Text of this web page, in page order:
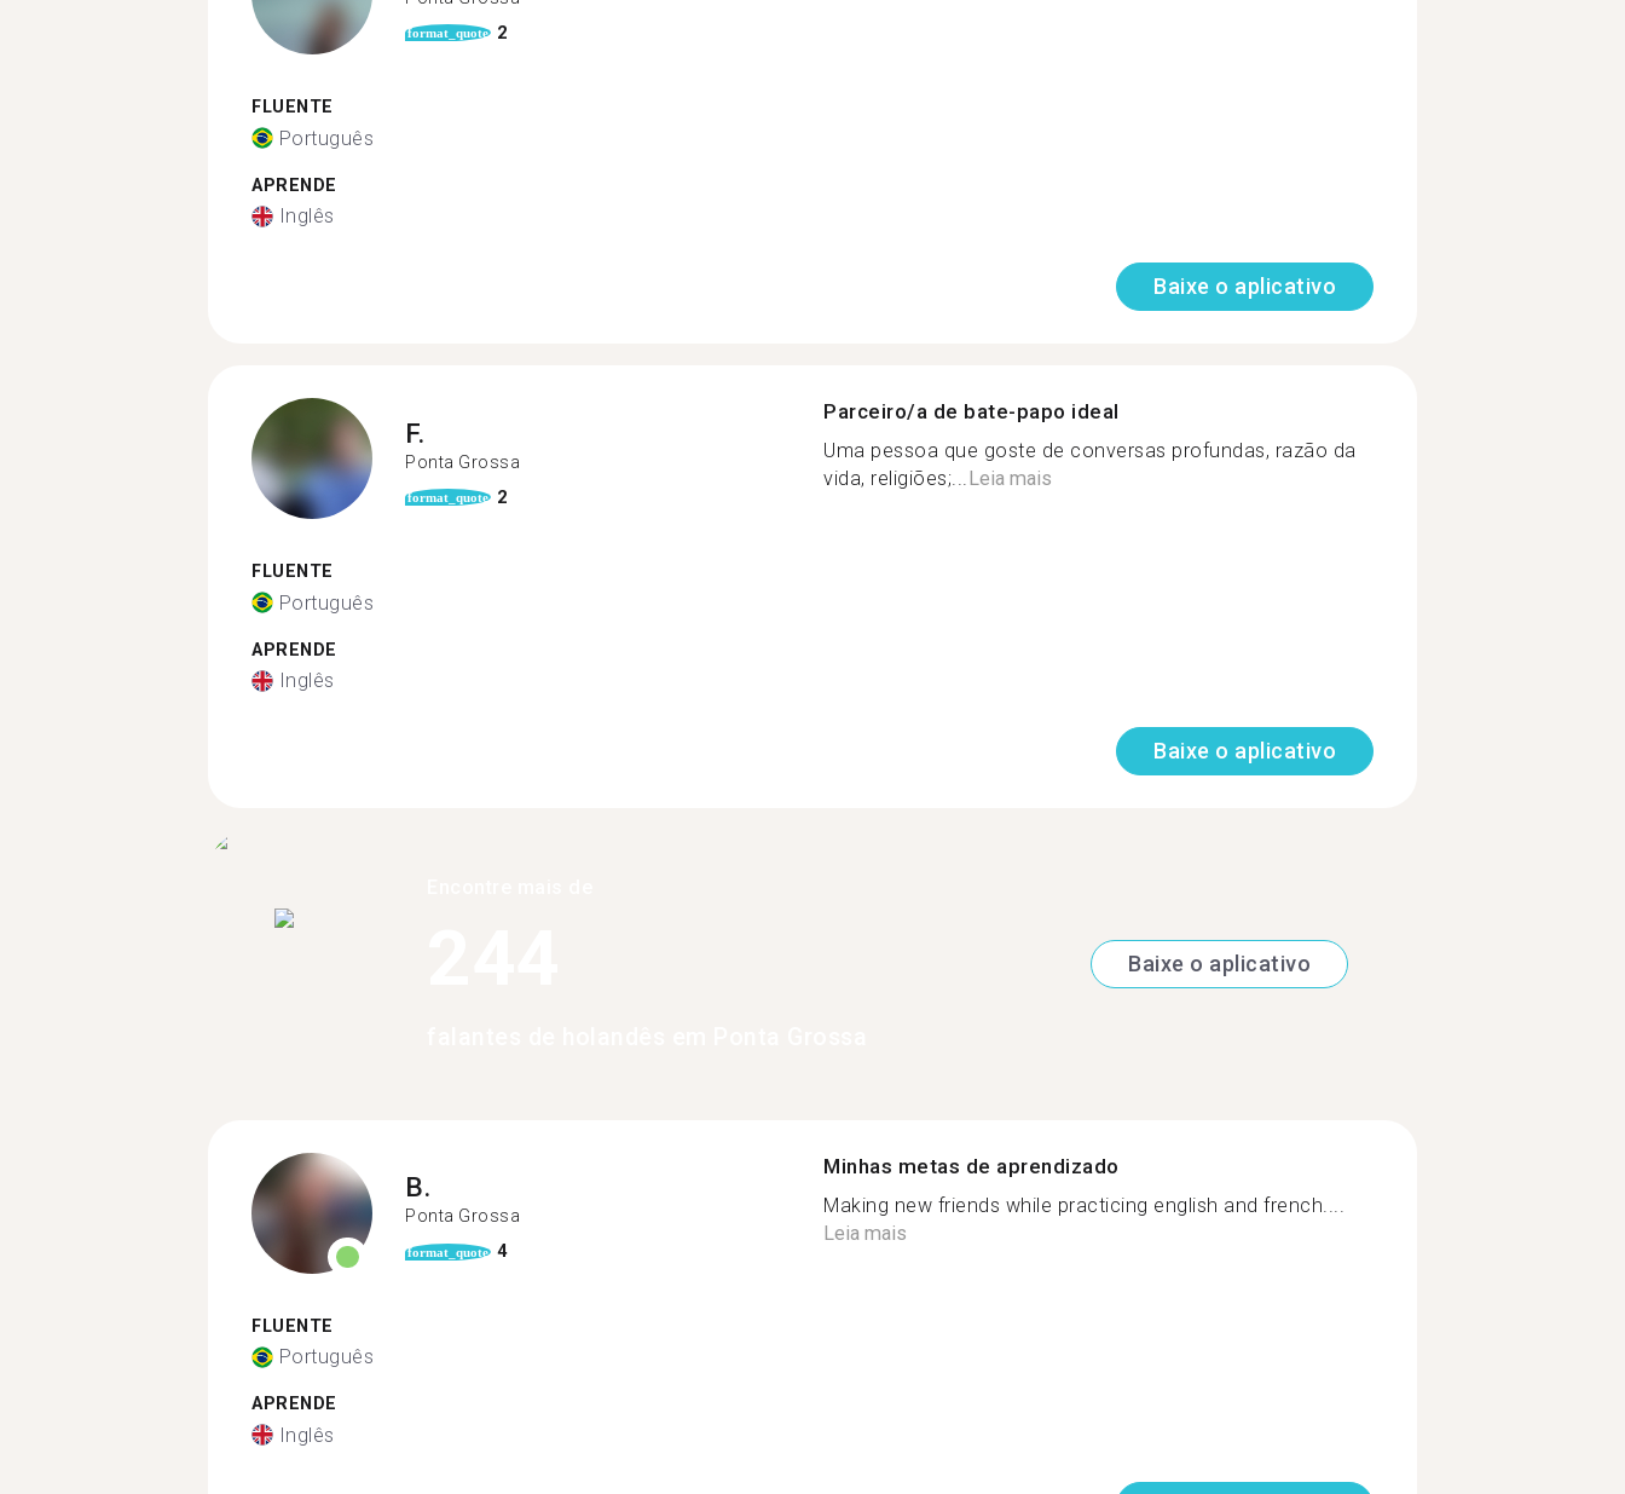
format_quote 2
FLUENTE
Português
APRENDE
Inglês
Baixe o aplicativo
F.
Ponta Grossa
format_quote 2
FLUENTE
Português
APRENDE
Inglês
Parceiro/a de bate-papo ideal
Uma pessoa que goste de conversas profundas, razão da
vida, religiões;...Leia mais
Baixe o aplicativo
Baixe o aplicativo
B.
Ponta Grossa
format_quote 4
FLUENTE
Português
APRENDE
Inglês
Minhas metas de aprendizado
Making new friends while practicing english and french....
Leia mais